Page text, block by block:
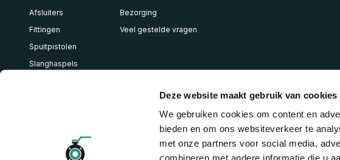
Deze website maakt gebruik van cookies
We gebruiken cookies om content en
bieden en om ons websiteverkeer te
met onze partners voor social media,
combineren met andere informatie die u
Afsluiters
Fittingen
Spuitpistolen
Slanghaspels
Bezorging
Veel gestelde vragen